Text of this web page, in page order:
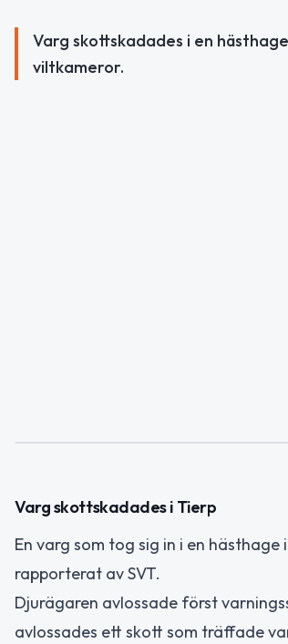
Varg skottskadades i en
viltkameror.
Varg skottskadades i Tierp
En varg som tog sig in i en
rapporterat av SVT.
Djurägaren avlossade först
avlossades ett skott som träffade